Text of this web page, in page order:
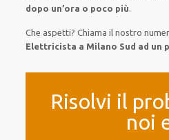
dopo un’ora o poco più.
Che aspetti? Chiama il nostro
Elettricista a Milano Sud ad un
Risolvi il
noi